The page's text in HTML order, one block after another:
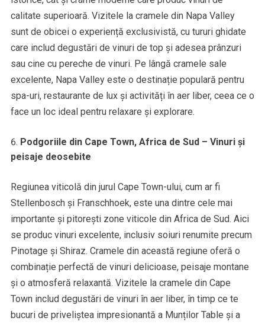
calitate superioară. Vizitele la cramele din Napa Valley
sunt de obicei o experiență exclusivistă, cu tururi ghidate
care includ degustări de vinuri de top și adesea prânzuri
sau cine cu pereche de vinuri. Pe lângă cramele sale
excelente, Napa Valley este o destinație populară pentru
spa-uri, restaurante de lux și activități în aer liber, ceea ce o
face un loc ideal pentru relaxare și explorare.
Podgoriile din Cape Town, Africa de Sud – Vinuri și
peisaje deosebite
Regiunea viticolă din jurul Cape Town-ului, cum ar fi
Stellenbosch și Franschhoek, este una dintre cele mai
importante și pitorești zone viticole din Africa de Sud. Aici
se produc vinuri excelente, inclusiv soiuri renumite precum
Pinotage și Shiraz. Cramele din această regiune oferă o
combinație perfectă de vinuri delicioase, peisaje montane
și o atmosferă relaxantă. Vizitele la cramele din Cape
Town includ degustări de vinuri în aer liber, în timp ce te
bucuri de priveliștea impresionantă a Munților Table și a